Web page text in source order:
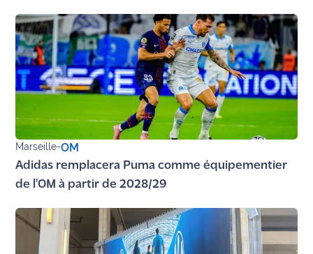
Devenir
annonceur
Recrutement
légales
Conditions
générales
d'utilisation du
Archives
Marseille-OM
Adidas remplacera Puma comme équipementier
de l'OM à partir de 2028/29